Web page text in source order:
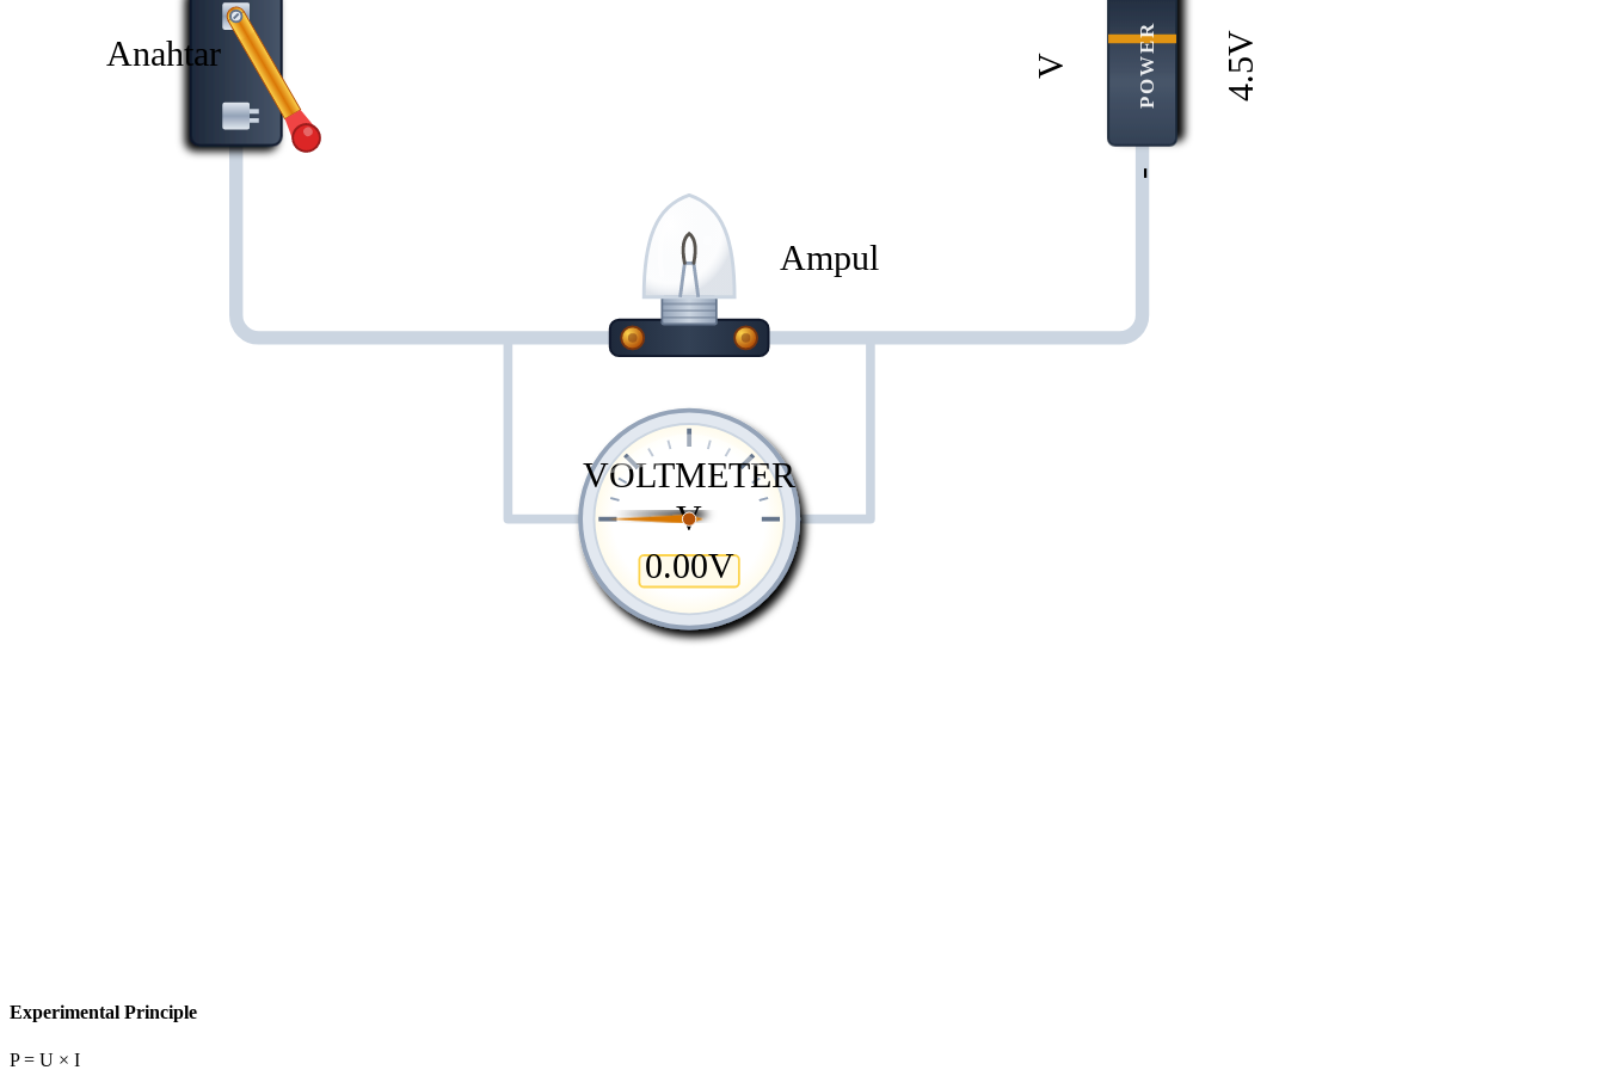
V POWER 4.5
V
Anahtar
Ampul
VOLTMETER
V
0.00V
Experimental Principle
P = U × I